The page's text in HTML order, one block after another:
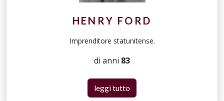
HENRY FORD
Imprenditore statunitense.
di anni 83
leggi tutto